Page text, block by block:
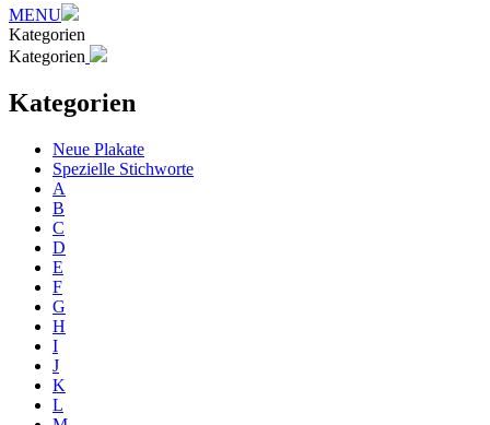
MENU
Kategorien
Kategorien
Kategorien
Neue Plakate
Spezielle Stichworte
A
B
C
D
E
F
G
H
I
J
K
L